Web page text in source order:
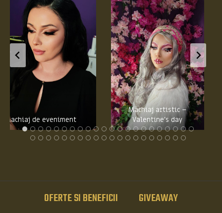
Machiaj de eveniment
Machiaj artistic –
Valentine’s day
OFERTE SI BENEFICII GIVEAWAY